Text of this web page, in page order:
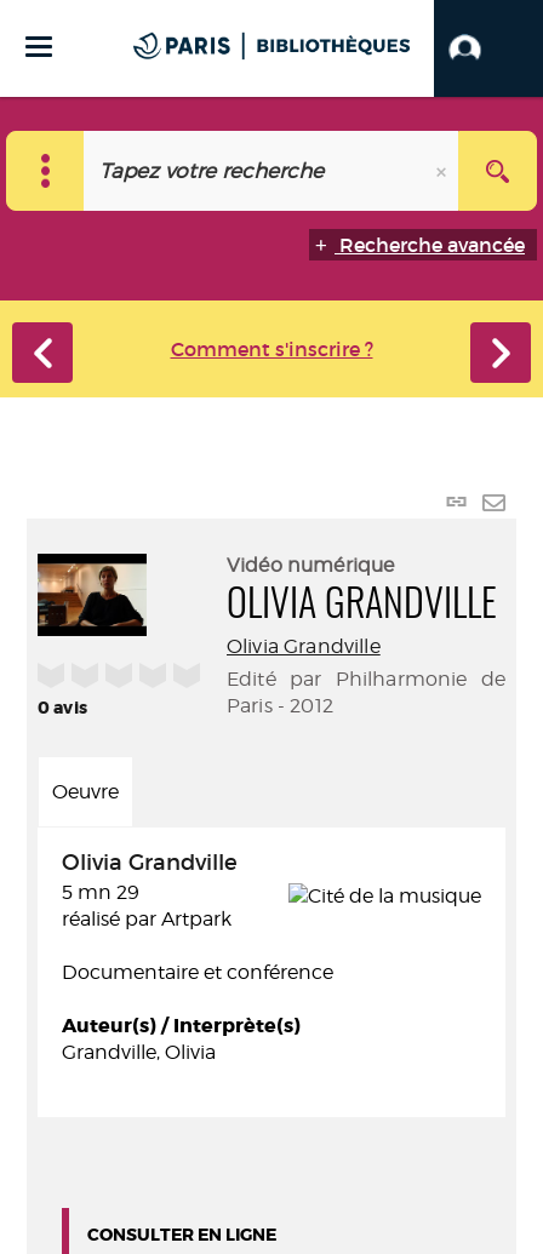
Recherche avancée
Comment s'inscrire ?
Lien
mail
0avis
Vidéo numérique
OLIVIA GRANDVILLE
Olivia Grandville
Edité par Philharmonie de
Paris - 2012
Oeuvre
Olivia Grandville
5 mn 29
réalisé par Artpark
Documentaire et conférence
Auteur(s) / Interprète(s)
Grandville, Olivia
CONSULTER EN LIGNE